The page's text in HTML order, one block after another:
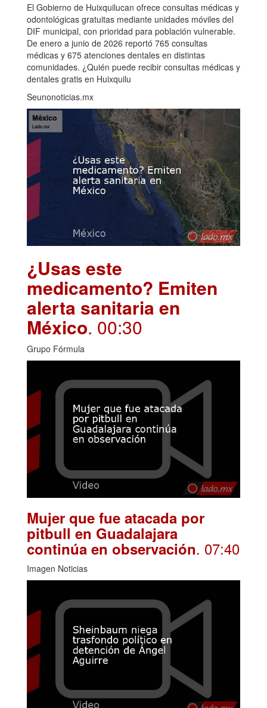
El Gobierno de Huixquilucan ofrece consultas médicas y
odontológicas gratuitas mediante unidades móviles del
DIF municipal, con prioridad para población vulnerable.
De enero a junio de 2026 reportó 765 consultas
médicas y 675 atenciones dentales en distintas
comunidades. ¿Quién puede recibir consultas médicas y
dentales gratis en Huixquilu
Seunonoticias.mx
¿Usas este
medicamento? Emiten
alerta sanitaria en
México. 00:30
Grupo Fórmula
Mujer que fue atacada por
pitbull en Guadalajara
continúa en observación. 07:40
Imagen Noticias